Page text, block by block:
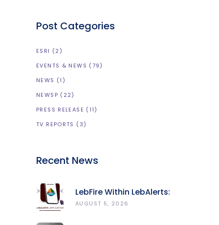
Post Categories
ESRI (2)
EVENTS & NEWS (79)
NEWS (1)
NEWSP (22)
PRESS RELEASE (11)
TV REPORTS (3)
Recent News
LebFire Within LebAlerts:
Report Fires, Monitor Risk,
AUGUST 5, 2026